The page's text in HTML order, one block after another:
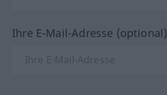
Ihre E-Mail-Adresse (optional)